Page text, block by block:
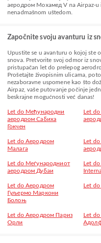
аеродром Мохамед V na Airpaz-u
nenadmašnom uštedom.
Započnite svoju avanturu iz
Upustite se u avanturu o kojoj ste
snova. Pretvorite svoj odmor iz
pristupačan let do prelepog
Prošetajte živopisnim ulicama,
nezaboravne uspomene kao što
Airpaz, vaše putovanje počinje
beskrajne mogućnosti već danas!
Let do Међународни
аеродром Сабиха
Гокчен
Let
Let do Аеродром
Малага
Let
Let do Меѓународниот
аеродром Дубаи
Let
Let do Аеродром
Гуљермо Маркони
Болоњ
Let
Let do Aеродром Париз
Орли
Let